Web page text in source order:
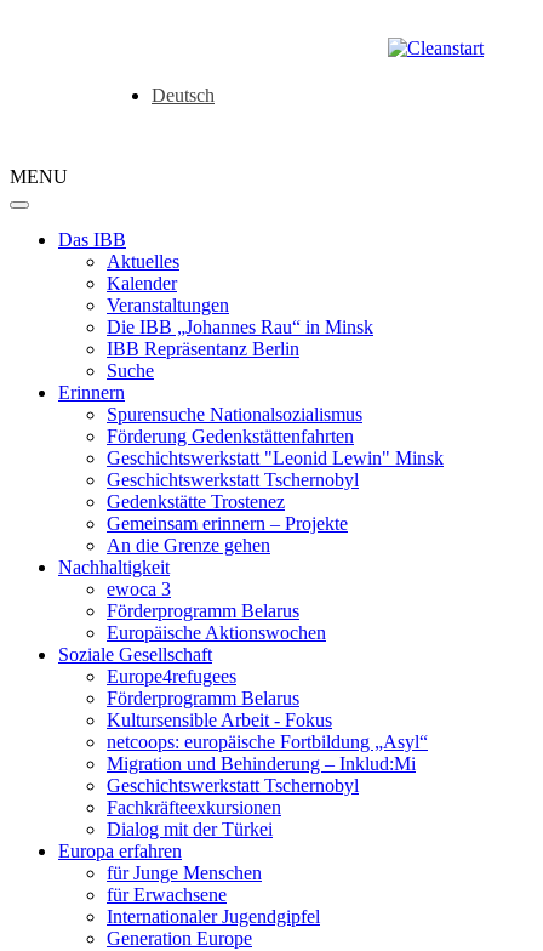
Deutsch
MENU
Das IBB
Aktuelles
Kalender
Veranstaltungen
Die IBB „Johannes Rau“ in Minsk
IBB Repräsentanz Berlin
Suche
Erinnern
Spurensuche Nationalsozialismus
Förderung Gedenkstättenfahrten
Geschichtswerkstatt "Leonid Lewin" Minsk
Geschichtswerkstatt Tschernobyl
Gedenkstätte Trostenez
Gemeinsam erinnern – Projekte
An die Grenze gehen
Nachhaltigkeit
ewoca 3
Förderprogramm Belarus
Europäische Aktionswochen
Soziale Gesellschaft
Europe4refugees
Förderprogramm Belarus
Kultursensible Arbeit - Fokus
netcoops: europäische Fortbildung „Asyl“
Migration und Behinderung – Inklud:Mi
Geschichtswerkstatt Tschernobyl
Fachkräfteexkursionen
Dialog mit der Türkei
Europa erfahren
für Junge Menschen
für Erwachsene
Internationaler Jugendgipfel
Generation Europe